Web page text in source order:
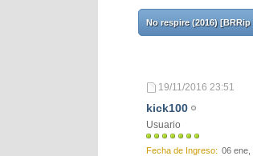
No respire (2016)
19/11/2016 23:51
kick100
Usuario
Fecha de Ingreso
06 ene,